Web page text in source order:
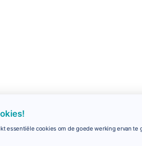
essentiële cookies om de goede werking ervan